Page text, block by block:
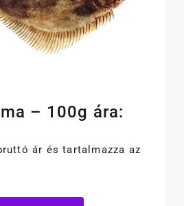
– 100g ára:
ár és tartalmazza az